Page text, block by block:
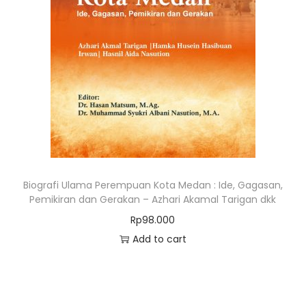
Biografi Ulama Perempuan Kota Medan : Ide, Gagasan,
Pemikiran dan Gerakan – Azhari Akamal Tarigan dkk
Rp98.000
Add to cart